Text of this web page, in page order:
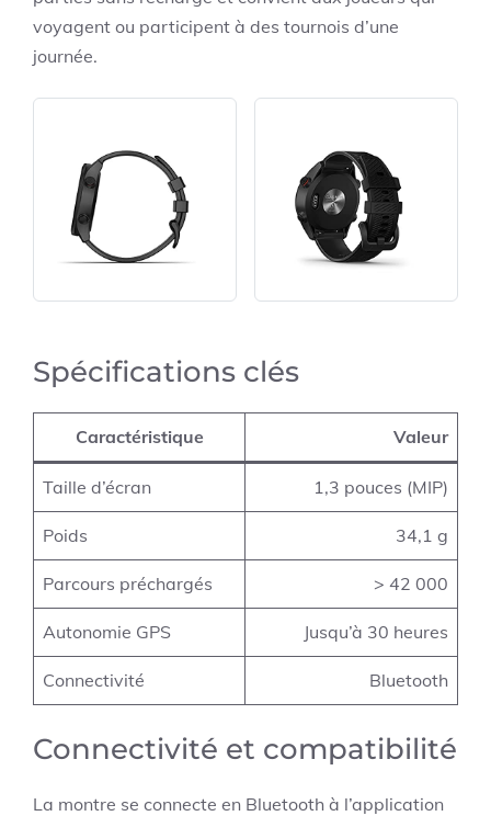
voyagent ou participent à des tournois d’une
journée.
Spécifications clés
Caractéristique Valeur
Taille d’écran 1,3 pouces (MIP)
Poids 34,1 g
Parcours préchargés > 42 000
Autonomie GPS Jusqu’à 30 heures
Connectivité Bluetooth
Connectivité et compatibilité
La montre se connecte en Bluetooth à l’application